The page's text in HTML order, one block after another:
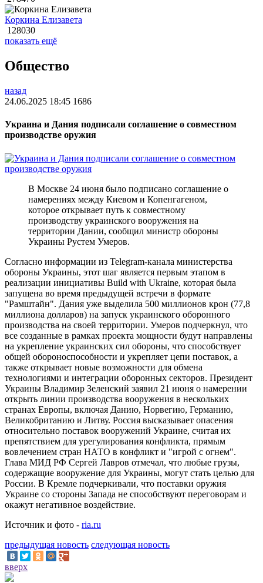
Коркина Елизавета
128030
показать ещё
Общество
назад
24.06.2025 18:45 1686
Украина и Дания подписали соглашение о совместном
производстве оружия
В Москве 24 июня было подписано соглашение о
намерениях между Киевом и Копенгагеном,
которое открывает путь к совместному
производству украинского вооружения на
территории Дании, сообщил министр обороны
Украины Рустем Умеров.
Согласно информации из Telegram-канала министерства
обороны Украины, этот шаг является первым этапом в
реализации инициативы Build with Ukraine, которая была
запущена во время предыдущей встречи в формате
"Рамштайн". Дания уже выделила 500 миллионов крон (77,8
миллиона долларов) на запуск украинского оборонного
производства на своей территории. Умеров подчеркнул, что
все созданные в рамках проекта мощности будут направлены
на укрепление украинских сил обороны, что способствует
общей обороноспособности и укрепляет цепи поставок, а
также открывает новые возможности для обмена
технологиями и интеграции оборонных секторов. Президент
Украины Владимир Зеленский заявил 21 июня о намерении
открыть линии производства вооружения в нескольких
странах Европы, включая Данию, Норвегию, Германию,
Великобританию и Литву. Россия высказывает опасения
относительно поставок вооружений Украине, считая их
препятствием для урегулирования конфликта, прямым
вовлечением стран НАТО в конфликт и "игрой с огнем".
Глава МИД РФ Сергей Лавров отмечал, что любые грузы,
содержащие вооружение для Украины, могут стать целью для
России. В Кремле подчеркивали, что поставки оружия
Украине со стороны Запада не способствуют переговорам и
окажут негативное воздействие.
Источник и фото - ria.ru
предыдущая новость следующая новость
вверх